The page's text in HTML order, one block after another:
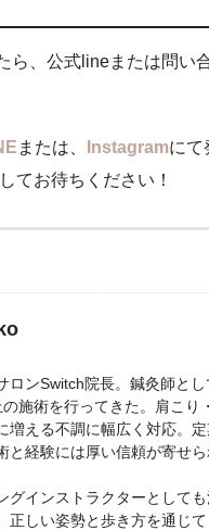
ら、公式lineまたは問い
または、 Instagramにて
てお待ちください！
ロンSwitch院長。鍼灸師と
施術を行ってきた。肩こ
増える不調に幅広く対応。
と経験には厚い信頼が寄せら
グインストラクターとして
正しい姿勢と歩き方を通じ